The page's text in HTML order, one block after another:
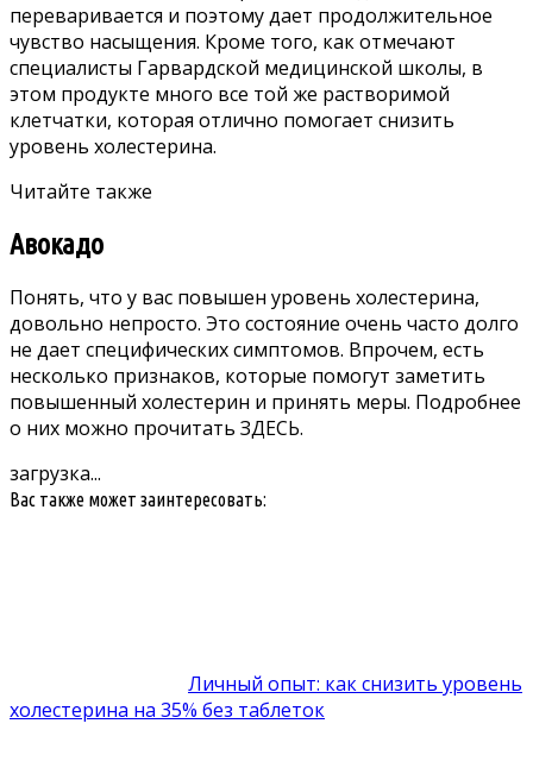
переваривается и поэтому дает продолжительное
чувство насыщения. Кроме того, как отмечают
специалисты Гарвардской медицинской школы, в
этом продукте много все той же растворимой
клетчатки, которая отлично помогает снизить
уровень холестерина.
Читайте также
Авокадо
Понять, что у вас повышен уровень холестерина,
довольно непросто. Это состояние очень часто долго
не дает специфических симптомов. Впрочем, есть
несколько признаков, которые помогут заметить
повышенный холестерин и принять меры. Подробнее
о них можно прочитать ЗДЕСЬ.
загрузка...
Вас также может заинтересовать:
Личный опыт: как снизить уровень
холестерина на 35% без таблеток